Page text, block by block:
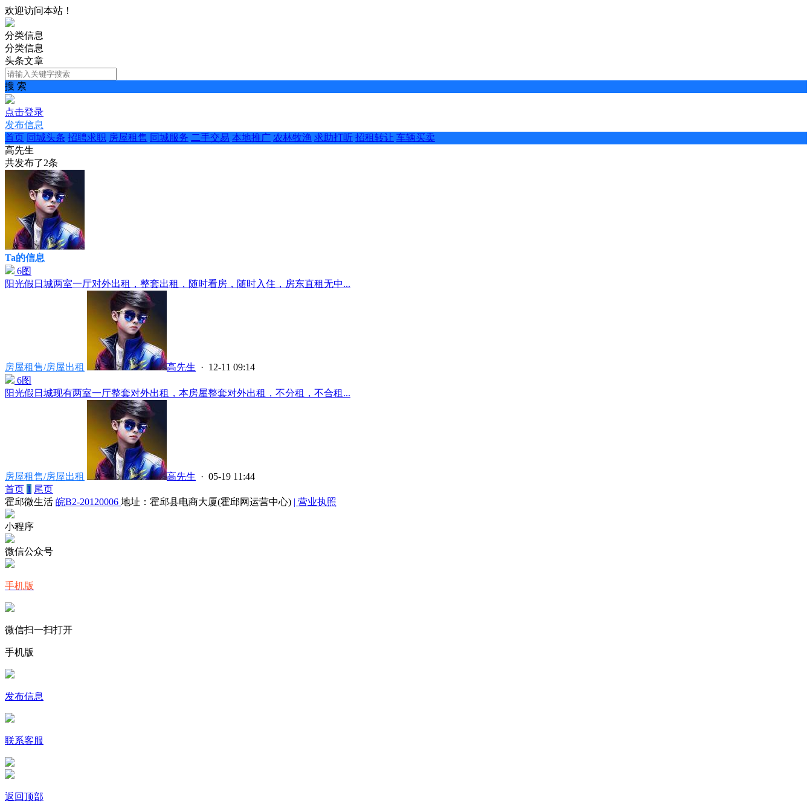
欢迎访问本站！
分类信息
分类信息
头条文章
搜 索
点击登录
发布信息
首页 同城头条 招聘求职 房屋租售 同城服务 二手交易 本地推广 农林牧渔 求助打听 招租转让 车辆买卖
高先生
共发布了2条
Ta的信息
6图
阳光假日城两室一厅对外出租，整套出租，随时看房，随时入住，房东直租无中...
房屋租售/房屋出租 高先生 · 12-11 09:14
6图
阳光假日城现有两室一厅整套对外出租，本房屋整套对外出租，不分租，不合租...
房屋租售/房屋出租 高先生 · 05-19 11:44
首页 1 尾页
霍邱微生活 皖B2-20120006 地址：霍邱县电商大厦(霍邱网运营中心) | 营业执照
小程序
微信公众号
手机版
微信扫一扫打开
手机版
发布信息
联系客服
返回顶部